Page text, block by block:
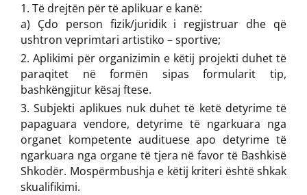
Të drejtën për të aplikuar e kanë:
a) Çdo person fizik/juridik i regjistruar dhe që
ushtron veprimtari artistiko – sportive;
Aplikimi për organizimin e këtij projekti duhet të
paraqitet në formën sipas formularit tip,
bashkëngjitur kësaj ftese.
Subjekti aplikues nuk duhet të ketë detyrime të
papaguara vendore, detyrime të ngarkuara nga
organet kompetente audituese apo detyrime të
ngarkuara nga organe të tjera në favor të Bashkisë
Shkodër. Mospërmbushja e këtij kriteri është shkak
skualifikimi.